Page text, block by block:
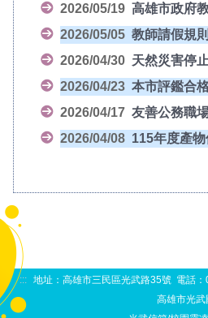
2026/05/19 高雄市政府
2026/05/05 教師請假規
2026/04/30 天然災害停
2026/04/23 本市評鑑合
2026/04/17 友善公務職
2026/04/08 115年度產
:::
地址：高雄市三民區光武路35號 電話
高雄市光